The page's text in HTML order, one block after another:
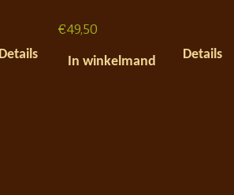
€49,50
Details
In winkelmand
Details